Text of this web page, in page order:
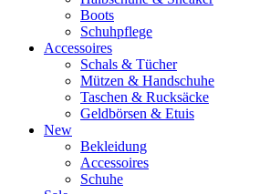
Boots
Schuhpflege
Accessoires
Schals & Tücher
Mützen & Handschuhe
Taschen & Rucksäcke
Geldbörsen & Etuis
New
Bekleidung
Accessoires
Schuhe